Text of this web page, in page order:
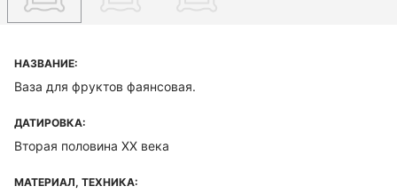
НАЗВАНИЕ:
Ваза для фруктов фаянсовая.
ДАТИРОВКА:
Вторая половина XX века
МАТЕРИАЛ, ТЕХНИКА: